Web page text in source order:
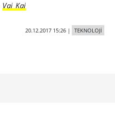
Vai Kai
20.12.2017 15:26| TEKNOLOJİ